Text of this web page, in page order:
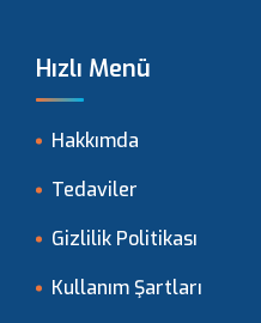
Hızlı Menü
Hakkımda
Tedaviler
Gizlilik Politikası
Kullanım Şartları